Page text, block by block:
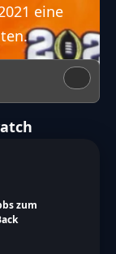
eine
zum